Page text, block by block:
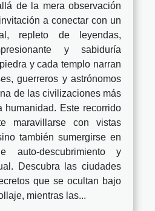
de la mera observación
a conectar con un
repleto de leyendas,
y sabiduría
y cada templo narran
guerreros y astrónomos
de las civilizaciones más
humanidad. Este recorrido
maravillarse con vistas
también sumergirse en
auto-descubrimiento y
Descubra las ciudades
que se ocultan bajo
mientras las...